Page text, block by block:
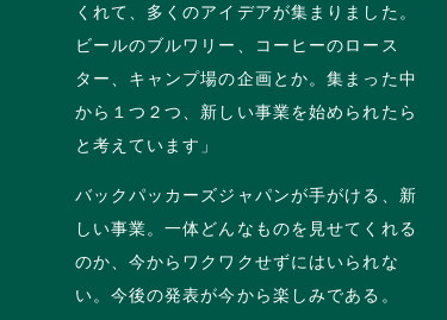
くれて、多くのアイデアが集まりました。
ビールのブルワリー、コーヒーのロース
ター、キャンプ場の企画とか。集まった中
から１つ２つ、新しい事業を始められたら
と考えています」
バックパッカーズジャパンが手がける、新
しい事業。一体どんなものを見せてくれる
のか、今からワクワクせずにはいられな
い。今後の発表が今から楽しみである。